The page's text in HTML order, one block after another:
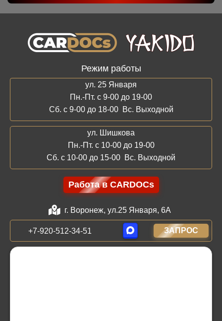
Режим работы
ул. 25 Января
Пн.-Пт. с 9-00 до 19-00
Сб. с 9-00 до 18-00 Вс. Выходной
ул. Шишкова
Пн.-Пт. с 10-00 до 19-00
Сб. с 10-00 до 15-00 Вс. Выходной
Работа в CARDOCs
г. Воронеж, ул.25 Января, 6А
+7-920-512-34-51 ЗАПРОС